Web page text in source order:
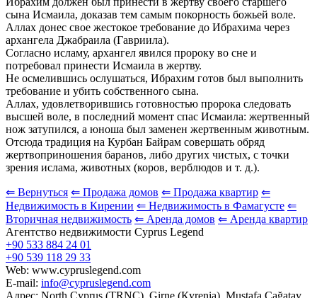
сына Исмаила, доказав тем самым покорность божьей воле.
Аллах донес свое жестокое требование до Ибрахима через
архангела Джабраила (Гавриила).
Согласно исламу, архангел явился пророку во сне и
потребовал принести Исмаила в жертву.
Не осмелившись ослушаться, Ибрахим готов был выполнить
требование и убить собственного сына.
Аллах, удовлетворившись готовностью пророка следовать
высшей воле, в последний момент спас Исмаила: жертвенный
нож затупился, а юноша был заменен жертвенным животным.
Отсюда традиция на Курбан Байрам совершать обряд
жертвоприношения баранов, либо других чистых, с точки
зрения ислама, животных (коров, верблюдов и т. д.).
⇐ Вернуться ⇐ Продажа домов ⇐ Продажа квартир ⇐
Недвижимость в Кирении ⇐ Недвижимость в Фамагусте ⇐
Вторичная недвижимость ⇐ Аренда домов ⇐ Аренда квартир
Агентство недвижимости Cyprus Legend
+90 533 884 24 01
+90 539 118 29 33
Web: www.cypruslegend.com
E-mail: info@cypruslegend.com
Адрес: North Cyprus (ТRNC), Girne (Кyrenia), Mustafa Çağatay